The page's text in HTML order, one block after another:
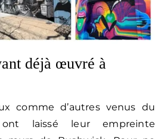
déjà œuvré à
comme d’autres venus du
laissé leur empreinte